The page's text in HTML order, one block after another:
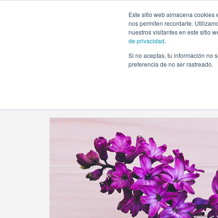
Este sitio web almacena cookies
nos permiten recordarte.
nuestros visitantes en este sitio
de privacidad.
Si no aceptas, tu información no
preferencia de no ser rastreado.
decorar con flores un baby shower